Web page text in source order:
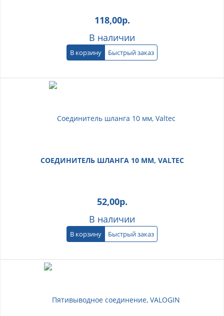
118,00р.
В наличии
В корзину Быстрый заказ
СОЕДИНИТЕЛЬ ШЛАНГА 10 ММ, VALTEC
52,00р.
В наличии
В корзину Быстрый заказ